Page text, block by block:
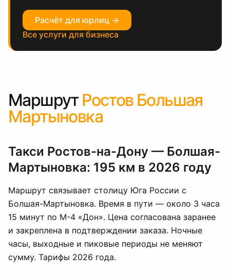
Расчёт для юрлиц →
Все услуги для бизнеса
Маршрут Ростов Большая
Мартыновка
Такси Ростов-на-Дону — Болшая-
Мартыновка: 195 км в 2026 году
Маршрут связывает столицу Юга России с
Болшая-Мартыновка. Время в пути — около 3 часа
15 минут по М-4 «Дон». Цена согласована заранее
и закреплена в подтверждении заказа. Ночные
часы, выходные и пиковые периоды не меняют
сумму. Тарифы 2026 года.